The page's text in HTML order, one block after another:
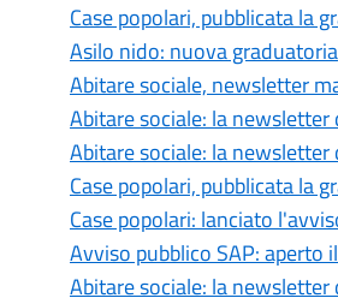
Case popolari, pubblicata la
Asilo nido: nuova graduatoria
Abitare sociale, newsletter
Abitare sociale: la
Abitare sociale: la
Case popolari, pubblicata la
Case popolari: lanciato
Avviso pubblico SAP:
Abitare sociale: la newsletter